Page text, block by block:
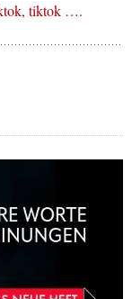
tiktok ….